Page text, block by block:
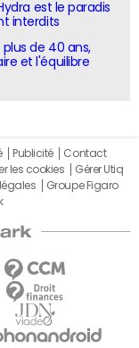
est le paradis
interdits
plus de 40 ans,
et l'équilibre
Publicité
Contact
les cookies
Gérer Utiq
Groupe Figaro